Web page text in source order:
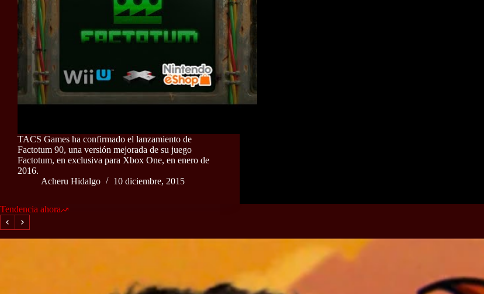
TACS Games ha confirmado el lanzamiento de
Factotum 90, una versión mejorada de su juego
Factotum, en exclusiva para Xbox One, en enero de
2016.
Acheru Hidalgo
10 diciembre, 2015
Tendencia ahora